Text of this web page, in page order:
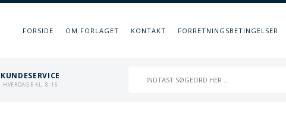
FORSIDE OM FORLAGET KONTAKT FORRETNINGSBETINGELSER
KUNDESERVICE
HVERDAGE KL. 8-15